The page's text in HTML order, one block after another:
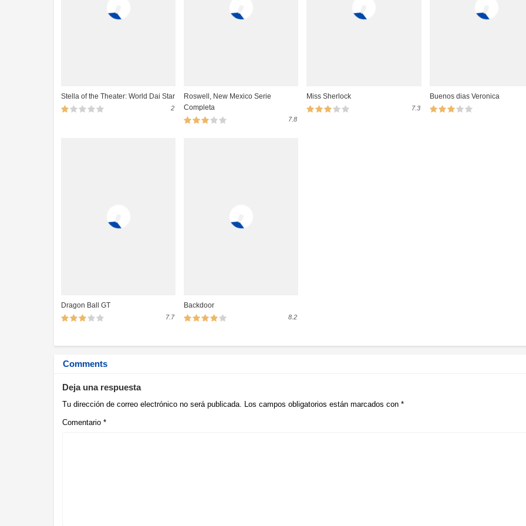
Stella of the Theater: World Dai Star
2
Roswell, New Mexico Serie
Completa
7.8
Miss Sherlock
7.3
Buenos dias Veronica
Dragon Ball GT
7.7
Backdoor
8.2
Comments
Deja una respuesta
Tu dirección de correo electrónico no será publicada. Los campos obligatorios están marcados con *
Comentario *